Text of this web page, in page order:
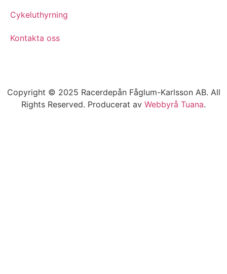
Cykeluthyrning
Kontakta oss
Copyright © 2025 Racerdepån Fåglum-Karlsson AB. All
Rights Reserved. Producerat av Webbyrå Tuana.​